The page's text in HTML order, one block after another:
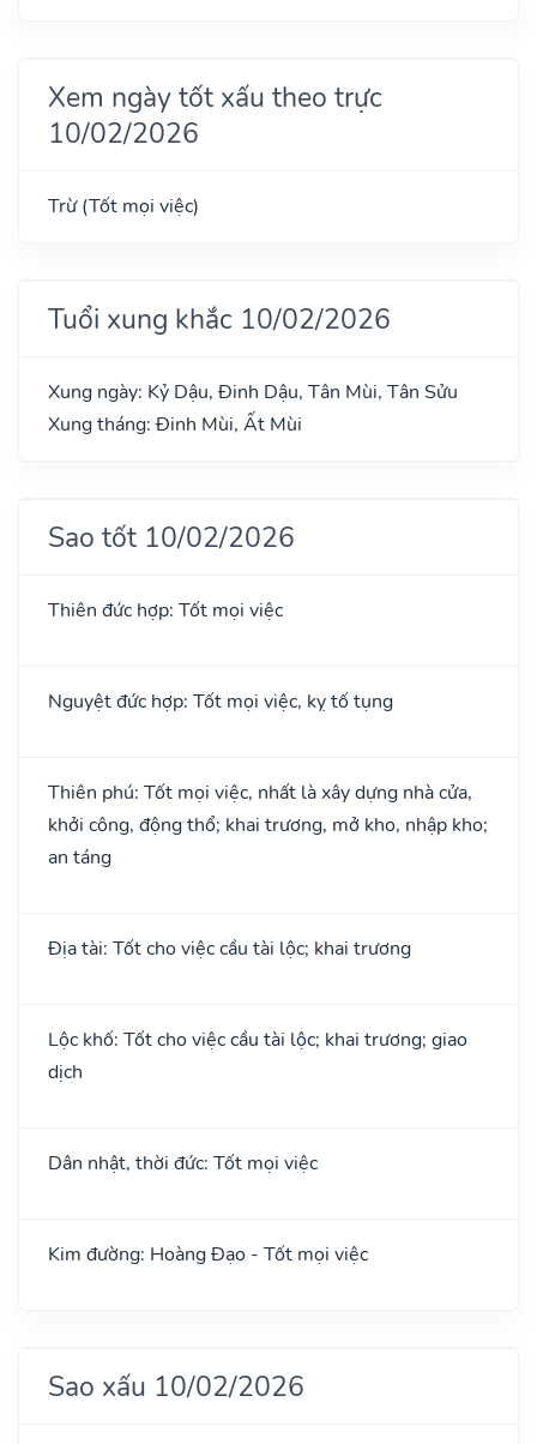
Xem ngày tốt xấu theo trực
10/02/2026
Trừ (Tốt mọi việc)
Tuổi xung khắc 10/02/2026
Xung ngày: Kỷ Dậu, Đinh Dậu, Tân Mùi, Tân Sửu
Xung tháng: Đinh Mùi, Ất Mùi
Sao tốt 10/02/2026
Thiên đức hợp: Tốt mọi việc
Nguyệt đức hợp: Tốt mọi việc, kỵ tố tụng
Thiên phú: Tốt mọi việc, nhất là xây dựng nhà cửa,
khởi công, động thổ; khai trương, mở kho, nhập kho;
an táng
Địa tài: Tốt cho việc cầu tài lộc; khai trương
Lộc khố: Tốt cho việc cầu tài lộc; khai trương; giao
dịch
Dân nhật, thời đức: Tốt mọi việc
Kim đường: Hoàng Đạo - Tốt mọi việc
Sao xấu 10/02/2026